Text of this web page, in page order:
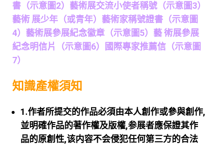
書（示意圖2）藝術展交流小使者稱號（示意圖3）
藝術 展少年（或青年）藝術家稱號證書（示意圖
4）藝術展參展紀念徽章（示意圖5）藝 術展參展
紀念明信片（示意圖6）國際專家推薦信（示意圖
7）
知識產權須知
1.作者所提交的作品必須由本人創作或參與創作,
並明確作品的著作權及版權,参展者應保證其作
品的原創性,该内容不会侵犯任何第三方的合法